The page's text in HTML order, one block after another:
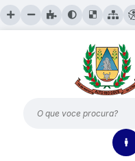
O que voce procura?